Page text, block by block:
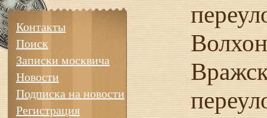
Контакты
Поиск
Записки москвича
Новости
Подписка на новости
Регистрация